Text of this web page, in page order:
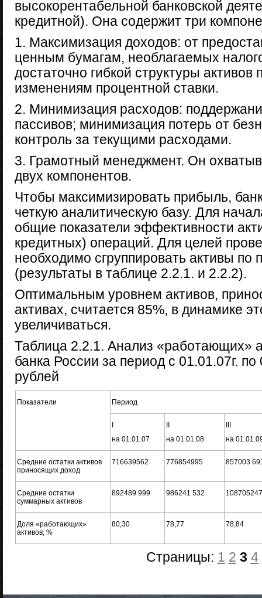
высокорентабельной банковской
кредитной). Она содержит три
1. Максимизация доходов: от
ценным бумагам, необлагаемых
достаточно гибкой структуры активов
изменениям процентной ставки.
2. Минимизация расходов:
пассивов; минимизация потерь от
контроль за текущими расходами.
3. Грамотный менеджмент. Он
двух компонентов.
Чтобы максимизировать прибыль,
четкую аналитическую базу. Для
общие показатели эффективности
кредитных) операций. Для целей
необходимо сгруппировать активы по
(результаты в таблице 2.2.1. и 2.2.2).
Оптимальным уровнем активов,
активах, считается 85%, в динамике
увеличиваться.
Таблица 2.2.1. Анализ «работающих»
банка России за период с 01.01.07г.
рублей
Показатели Период
на 01.01.07
на 01.01.08
на
Средние остатки активов
приносящих доход
716639562 776854995 857003
Средние остатки
суммарных активов
892489 999 986241 532
Доля «работающих»
активов, %
80,30 78,77 78,84
Страницы: 1 2 3 4